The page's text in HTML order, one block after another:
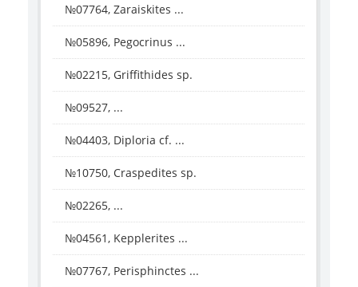
№07764, Zaraiskites ...
№05896, Pegocrinus ...
№02215, Griffithides sp.
№09527, ...
№04403, Diploria cf. ...
№10750, Craspedites sp.
№02265, ...
№04561, Kepplerites ...
№07767, Perisphinctes ...